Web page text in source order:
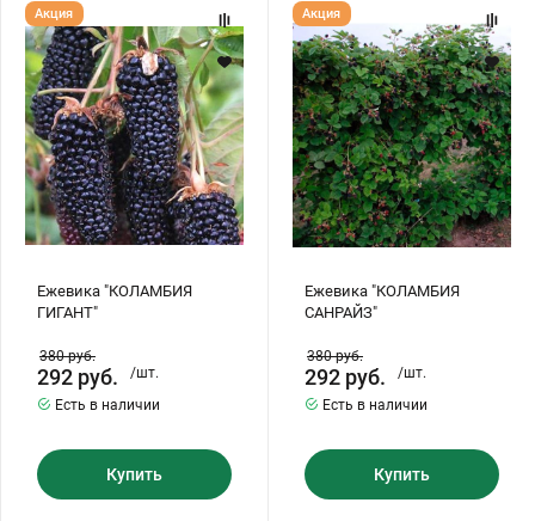
Ежевика
"КОЛАМБИЯ
ГИГАНТ"
Ежевика "КОЛАМБИЯ
ГИГАНТ"
Акция
380руб.
292 руб.
/шт.
Есть в наличии
Купить
Ежевика
"КОЛАМБИЯ
САНРАЙЗ"
Ежевика "КОЛАМБИЯ
САНРАЙЗ"
Акция
380руб.
292 руб.
/шт.
Есть в наличии
Купить